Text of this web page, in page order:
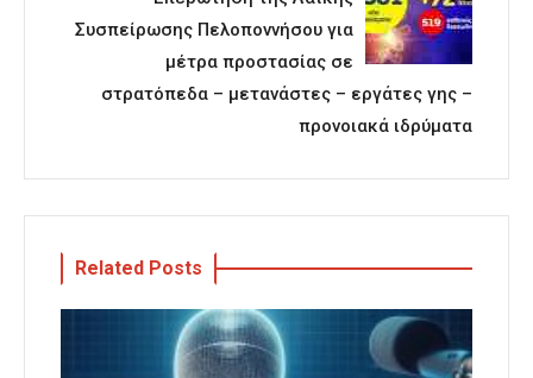
Συσπείρωσης Πελοποννήσου για
μέτρα προστασίας σε
στρατόπεδα – μετανάστες – εργάτες γης –
προνοιακά ιδρύματα
Related Posts